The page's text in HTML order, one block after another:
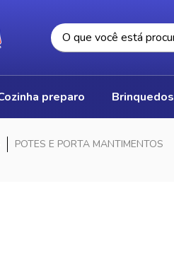
cozinha preparo brinquedos
POTES E PORTA MANTIMENTOS